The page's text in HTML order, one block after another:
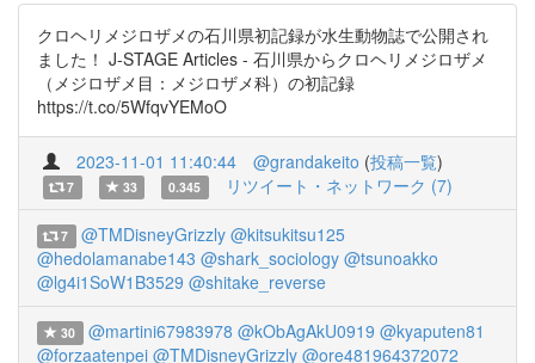
クロヘリメジロザメの石川県初記録が水生動物誌で公開され
ました！ J-STAGE Articles - 石川県からクロヘリメジロザメ
（メジロザメ目：メジロザメ科）の初記録
https://t.co/5WfqvYEMoO
2023-11-01 11:40:44 @grandakeito (投稿一覧)
7 33 0.345 リツイート・ネットワーク (7)
7 @TMDisneyGrizzly @kitsukitsu125
@hedolamanabe143 @shark_sociology @tsunoakko
@lg4i1SoW1B3529 @shitake_reverse
30 @martini67983978 @kObAgAkU0919 @kyaputen81
@forzaatenpei @TMDisneyGrizzly @ore481964372072